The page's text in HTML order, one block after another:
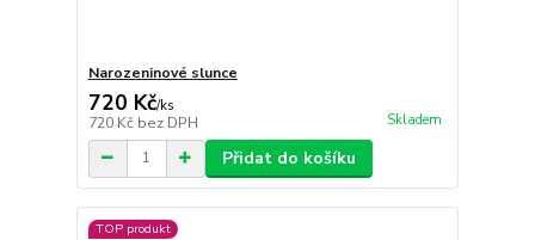
Narozeninové slunce
720 Kč/ks
720 Kč bez DPH Skladem
Přidat do košíku
TOP produkt